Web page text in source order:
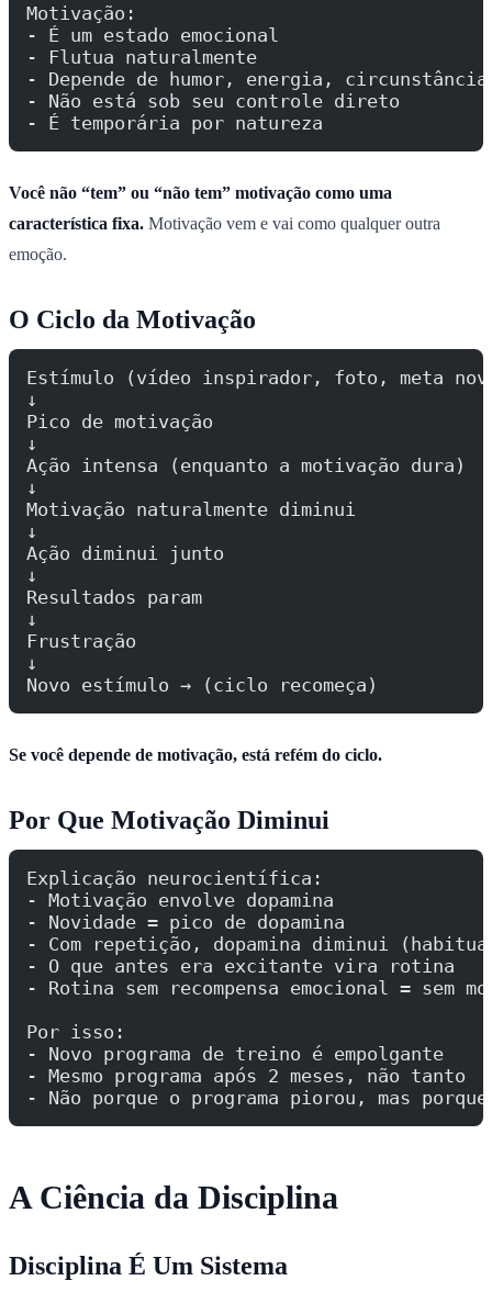
Motivação:
- É um estado emocional
- Flutua naturalmente
- Depende de humor, energia,
- Não está sob seu controle direto
- É temporária por natureza
Você não “tem” ou “não tem” motivação como uma
característica fixa. Motivação vem e vai como qualquer outra
emoção.
O Ciclo da Motivação
Estímulo (vídeo inspirador, foto, meta
↓
Pico de motivação
↓
Ação intensa (enquanto a motivação dura)
↓
Motivação naturalmente diminui
↓
Ação diminui junto
↓
Resultados param
↓
Frustração
↓
Novo estímulo → (ciclo recomeça)
Se você depende de motivação, está refém do ciclo.
Por Que Motivação Diminui
Explicação neurocientífica:
- Motivação envolve dopamina
- Novidade = pico de dopamina
- Com repetição, dopamina diminui
- O que antes era excitante vira rotina
- Rotina sem recompensa emocional = sem
Por isso:
- Novo programa de treino é empolgante
- Mesmo programa após 2 meses, não tanto
- Não porque o programa piorou, mas
A Ciência da Disciplina
Disciplina É Um Sistema